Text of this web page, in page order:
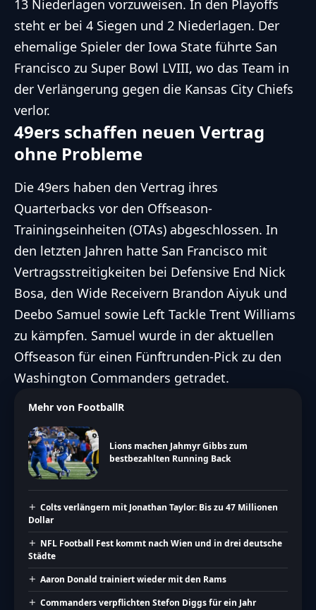
13 Niederlagen vorzuweisen. In den Playoffs
steht er bei 4 Siegen und 2 Niederlagen. Der
ehemalige Spieler der Iowa State führte San
Francisco zu Super Bowl LVIII, wo das Team in
der Verlängerung gegen die Kansas City Chiefs
verlor.
49ers schaffen neuen Vertrag
ohne Probleme
Die 49ers haben den Vertrag ihres
Quarterbacks vor den Offseason-
Trainingseinheiten (OTAs) abgeschlossen. In
den letzten Jahren hatte San Francisco mit
Vertragsstreitigkeiten bei Defensive End Nick
Bosa, den Wide Receivern Brandon Aiyuk und
Deebo Samuel sowie Left Tackle Trent Williams
zu kämpfen. Samuel wurde in der aktuellen
Offseason für einen Fünftrunden-Pick zu den
Washington Commanders getradet.
Mehr von FootballR
Lions machen Jahmyr Gibbs zum
bestbezahlten Running Back
Colts verlängern mit Jonathan Taylor: Bis zu 47 Millionen
Dollar
NFL Football Fest kommt nach Wien und in drei deutsche
Städte
Aaron Donald trainiert wieder mit den Rams
Commanders verpflichten Stefon Diggs für ein Jahr